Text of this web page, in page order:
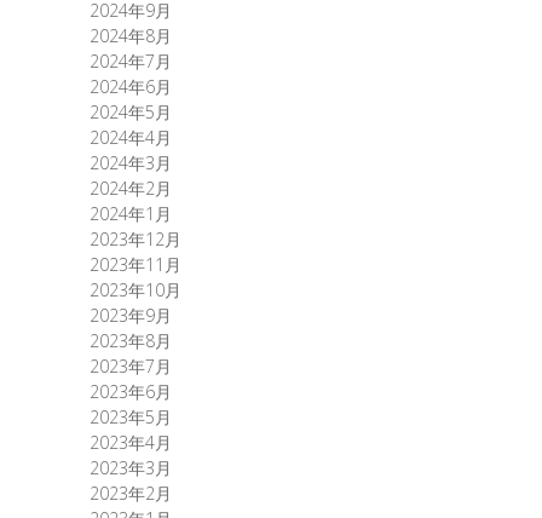
2024年9月
2024年8月
2024年7月
2024年6月
2024年5月
2024年4月
2024年3月
2024年2月
2024年1月
2023年12月
2023年11月
2023年10月
2023年9月
2023年8月
2023年7月
2023年6月
2023年5月
2023年4月
2023年3月
2023年2月